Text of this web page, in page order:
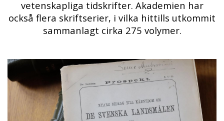
vetenskapliga tidskrifter. Akademien har
också flera skriftserier, i vilka hittills utkommit
sammanlagt cirka 275 volymer.